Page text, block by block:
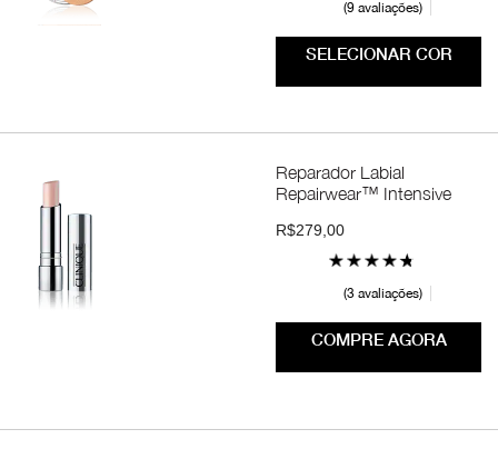
9 avaliações
SELECIONAR COR
Reparador Labial
Repairwear™ Intensive
R$279,00
3 avaliações
COMPRE AGORA